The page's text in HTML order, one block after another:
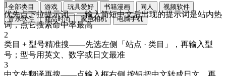
全部类目
游戏 玩具爱好 书籍漫画 同人
视频软件
音乐软件
商品时尚 家电相机 电脑手机
1
优先点下拉提示词——输入简短中文后出现的提示词是站内热
词，点它搜索命中率最高
2
类目 + 型号精准搜——先选左侧「站点 · 类目」，再输入型
号；型号用英文、数字或日文最准
3
中文先翻译再搜——点输入框右侧 按钮把中文转成日文 ，再